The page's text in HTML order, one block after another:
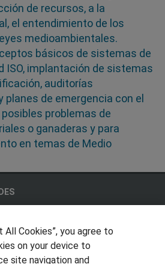
de recursos, a la
el entendimiento de los
medioambientales.
básicos de sistemas de
ISO, implantación de sistemas
auditorías
planes de emergencia con el
problemas de
o ganaderas y para
en temas de Medio
All Cookies”, you agree to
on your device to
site navigation and